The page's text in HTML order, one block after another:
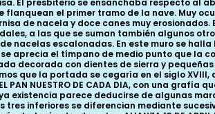
El presbiterio se ensanchaba respecto
el primer tramo de la nave. Muy
de nacela y doce canes muy
a las que se suman también algunos
nacelas escalonadas. En este muro se
aprecia el tímpano de medio punto que la
decorada con dientes de sierra y
que la portada se cegaría en el siglo
NUESTRO DE CADA DIA, con una
existencia parece deducirse de algunas
inferiores se diferencian mediante